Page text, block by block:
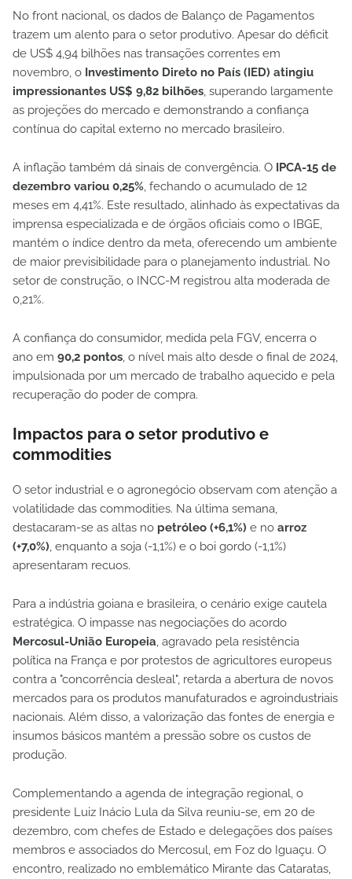
No front nacional, os dados de Balanço de Pagamentos
trazem um alento para o setor produtivo. Apesar do déficit
de US$ 4,94 bilhões nas transações correntes em
novembro, o Investimento Direto no País (IED) atingiu
impressionantes US$ 9,82 bilhões, superando largamente
as projeções do mercado e demonstrando a confiança
contínua do capital externo no mercado brasileiro.
A inflação também dá sinais de convergência. O IPCA-15 de
dezembro variou 0,25%, fechando o acumulado de 12
meses em 4,41%. Este resultado, alinhado às expectativas da
imprensa especializada e de órgãos oficiais como o IBGE,
mantém o índice dentro da meta, oferecendo um ambiente
de maior previsibilidade para o planejamento industrial. No
setor de construção, o INCC-M registrou alta moderada de
0,21%.
A confiança do consumidor, medida pela FGV, encerra o
ano em 90,2 pontos, o nível mais alto desde o final de 2024,
impulsionada por um mercado de trabalho aquecido e pela
recuperação do poder de compra.
Impactos para o setor produtivo e
commodities
O setor industrial e o agronegócio observam com atenção a
volatilidade das commodities. Na última semana,
destacaram-se as altas no petróleo (+6,1%) e no arroz
(+7,0%), enquanto a soja (-1,1%) e o boi gordo (-1,1%)
apresentaram recuos.
Para a indústria goiana e brasileira, o cenário exige cautela
estratégica. O impasse nas negociações do acordo
Mercosul-União Europeia, agravado pela resistência
política na França e por protestos de agricultores europeus
contra a "concorrência desleal", retarda a abertura de novos
mercados para os produtos manufaturados e agroindustriais
nacionais. Além disso, a valorização das fontes de energia e
insumos básicos mantém a pressão sobre os custos de
produção.
Complementando a agenda de integração regional, o
presidente Luiz Inácio Lula da Silva reuniu-se, em 20 de
dezembro, com chefes de Estado e delegações dos países
membros e associados do Mercosul, em Foz do Iguaçu. O
encontro, realizado no emblemático Mirante das Cataratas,